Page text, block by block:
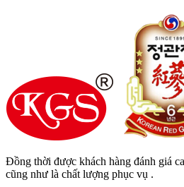
Đồng thời được khách hàng đánh giá
cũng như là chất lượng phục vụ .